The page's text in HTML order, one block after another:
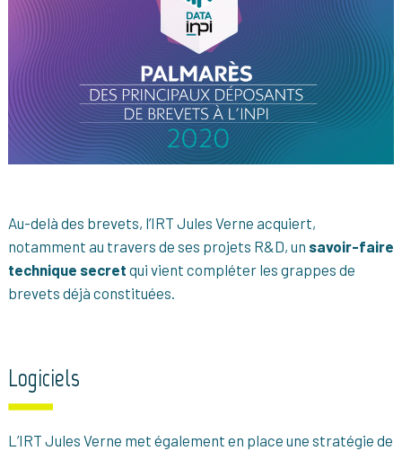
Au-delà des brevets, l’IRT Jules Verne acquiert,
notamment au travers de ses projets R&D, un savoir-faire
technique secret qui vient compléter les grappes de
brevets déjà constituées.
Logiciels
L’IRT Jules Verne met également en place une stratégie de